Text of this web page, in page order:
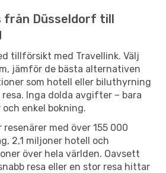
från Düsseldorf till
tillförsikt med Travellink. Välj
jämför de bästa alternativen
som hotell eller biluthyrning
Inga dolda avgifter – bara
enkel bokning.
med över 155 000
2,1 miljoner hotell och
över hela världen. Oavsett
resa eller en stor resa hittar